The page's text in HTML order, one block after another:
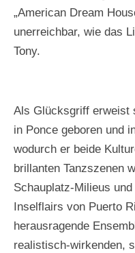
„American Dream
unerreichbar, wie das
Tony.
r
e
r
W
r
Als Glücksgriff erweist
in Ponce geboren und
wodurch er beide
brillanten Tanzszenen
Schauplatz-Milieus
Inselflairs von Puerto
herausragende
realistisch-wirkenden,